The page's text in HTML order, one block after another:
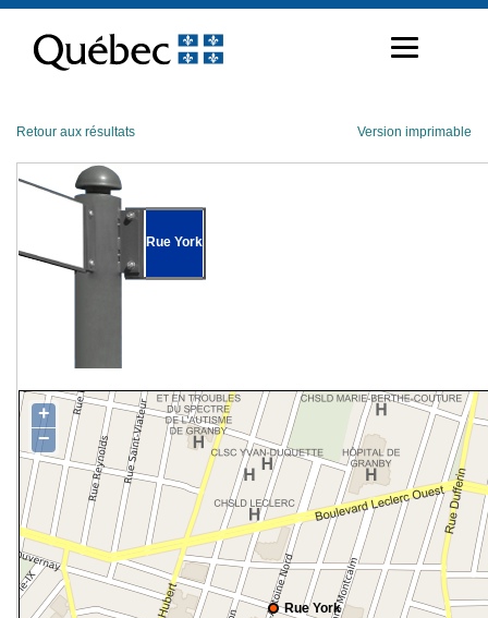
contenu
Retour aux résultats Version imprimable
Rue York
Rue York
+
−